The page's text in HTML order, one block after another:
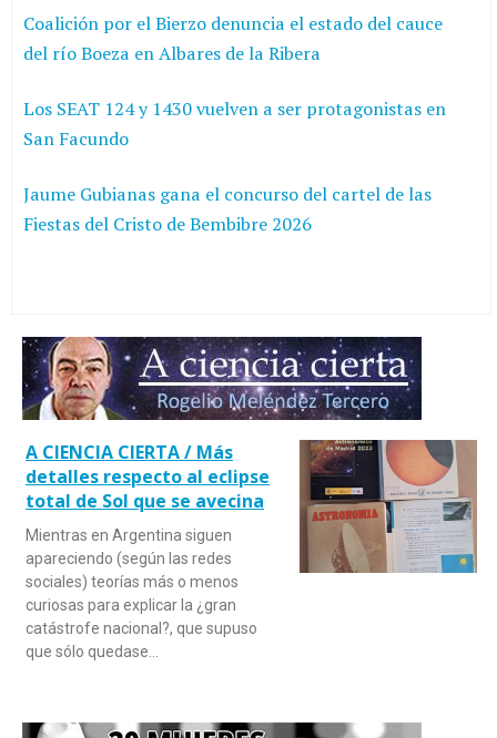
Coalición por el Bierzo denuncia el estado del cauce
del río Boeza en Albares de la Ribera
Los SEAT 124 y 1430 vuelven a ser protagonistas en
San Facundo
Jaume Gubianas gana el concurso del cartel de las
Fiestas del Cristo de Bembibre 2026
A CIENCIA CIERTA / Más
detalles respecto al eclipse
total de Sol que se avecina
Mientras en Argentina siguen
apareciendo (según las redes
sociales) teorías más o menos
curiosas para explicar la ¿gran
catástrofe nacional?, que supuso
que sólo quedase…